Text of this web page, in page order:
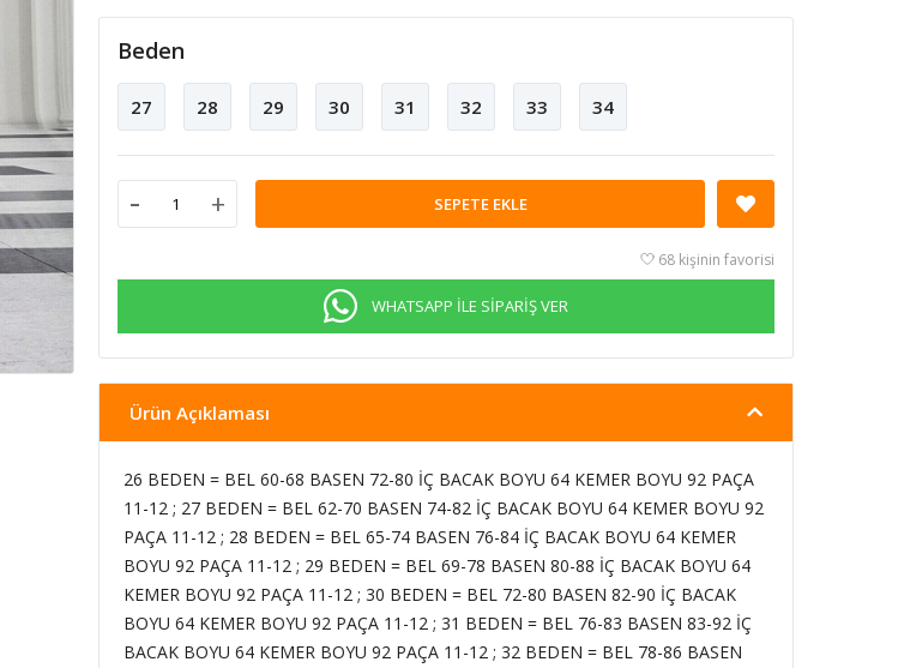
Beden
27 28 29 30 31 32 33 34
- + SEPETE EKLE
68 kişinin favorisi
WHATSAPP İLE SİPARİŞ VER
Ürün Açıklaması
26 BEDEN = BEL 60-68 BASEN 72-80 İÇ BACAK BOYU 64 KEMER BOYU 92 PAÇA
11-12 ; 27 BEDEN = BEL 62-70 BASEN 74-82 İÇ BACAK BOYU 64 KEMER BOYU 92
PAÇA 11-12 ; 28 BEDEN = BEL 65-74 BASEN 76-84 İÇ BACAK BOYU 64 KEMER
BOYU 92 PAÇA 11-12 ; 29 BEDEN = BEL 69-78 BASEN 80-88 İÇ BACAK BOYU 64
KEMER BOYU 92 PAÇA 11-12 ; 30 BEDEN = BEL 72-80 BASEN 82-90 İÇ BACAK
BOYU 64 KEMER BOYU 92 PAÇA 11-12 ; 31 BEDEN = BEL 76-83 BASEN 83-92 İÇ
BACAK BOYU 64 KEMER BOYU 92 PAÇA 11-12 ; 32 BEDEN = BEL 78-86 BASEN